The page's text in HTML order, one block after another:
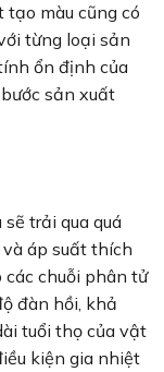
màu cũng có
từng loại sản
ổn định của
sản xuất
trải qua quá
áp suất thích
chuỗi phân tử
đàn hồi, khả
tuổi thọ của vật
kiện gia nhiệt